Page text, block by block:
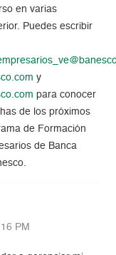
en varias
Puedes escribir
y
para conocer
de los próximos
de Formación
de Banca
PM